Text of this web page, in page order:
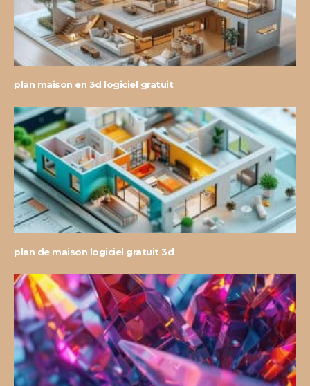
plan maison en 3d logiciel gratuit
plan de maison logiciel gratuit 3d